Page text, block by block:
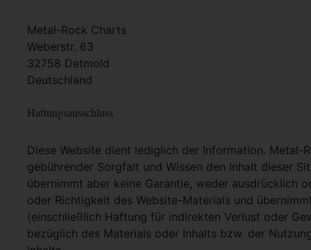
Metal-Rock Charts
Weberstr. 63
32758 Detmold
Deutschland
Haftungsausschluss
Diese Website dient lediglich der Information. Metal-
gebührender Sorgfalt und Wissen den Inhalt dieser
übernimmt aber keine Garantie, weder ausdrücklich
oder Richtigkeit des Website-Materials und
(einschließlich Haftung für indirekten Verlust oder
bezüglich des Materials oder Inhalts bzw. der